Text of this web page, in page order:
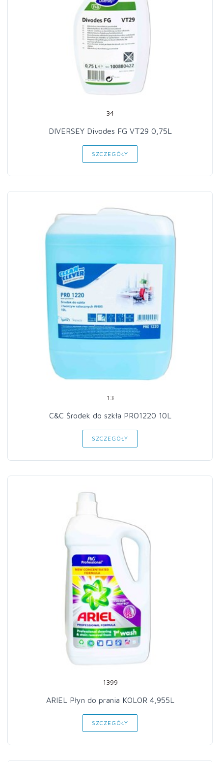
34
DIVERSEY Divodes FG VT29 0,75L
SZCZEGÓŁY
13
C&C Środek do szkła PRO1220 10L
SZCZEGÓŁY
1399
ARIEL Płyn do prania KOLOR 4,955L
SZCZEGÓŁY